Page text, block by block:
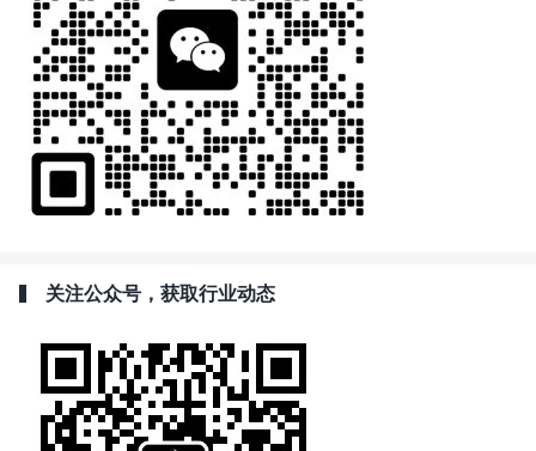
关注公众号，获取行业动态